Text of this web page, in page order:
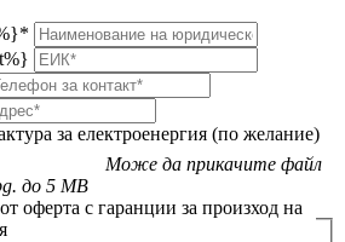
за електроенергия (по желание)
Може да прикачите файл
до 5 MB
оферта с гаранции за произход на